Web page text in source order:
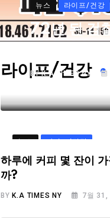
라이프/건강
뉴스 라이프/건강
72년 된 검
BYK.A TIMES NY
뉴스 라이프/건강
하루에 커피 몇 잔이
까?
BYK.A TIMES NY 7월 31,